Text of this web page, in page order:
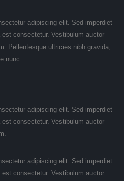
adipiscing elit. Sed imperdiet
consectetur. Vestibulum auctor
Pellentesque ultricies nibh gravida,
nunc.
adipiscing elit. Sed imperdiet
consectetur. Vestibulum auctor
adipiscing elit. Sed imperdiet
consectetur. Vestibulum auctor